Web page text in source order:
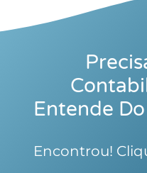
Entende
Encontrou!